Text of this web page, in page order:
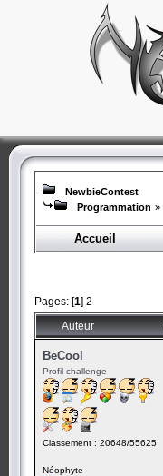
NewbieContest
Programmation »
Accueil
Pages: [1] 2
Auteur
BeCool
Profil challenge
Classement : 20648/55625
Néophyte